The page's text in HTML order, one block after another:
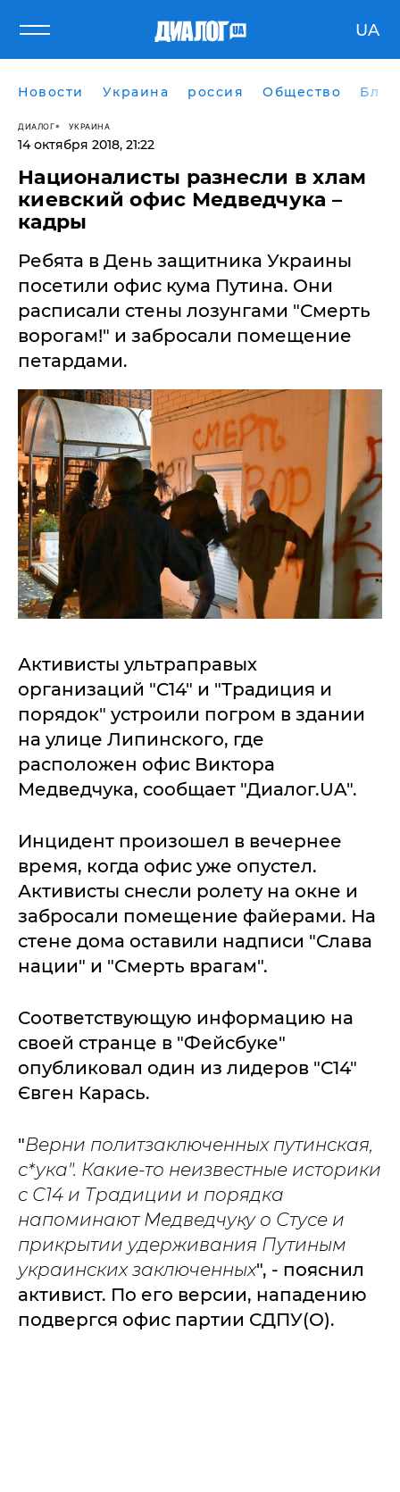
UA
Новости Украина россия Общество
ДИАЛОГ УКРАИНА
14 октября 2018, 21:22
Националисты разнесли в хлам
киевский офис Медведчука –
кадры
Ребята в День защитника Украины
посетили офис кума Путина. Они
расписали стены лозунгами "Смерть
ворогам!" и забросали помещение
петардами.
Активисты ультраправых
организаций "С14" и "Традиция и
порядок" устроили погром в здании
на улице Липинского, где
расположен офис Виктора
Медведчука, сообщает "Диалог.UA".
Инцидент произошел в вечернее
время, когда офис уже опустел.
Активисты снесли ролету на окне и
забросали помещение файерами. На
стене дома оставили надписи "Слава
нации" и "Смерть врагам".
Соответствующую информацию на
своей странце в "Фейсбуке"
опубликовал один из лидеров "С14"
Євген Карась.
"Верни политзаключенных путинская,
с*ука". Какие-то неизвестные историки
с С14 и Традиции и порядка
напоминают Медведчуку о Стусе и
прикрытии удерживания Путиным
украинских заключенных", - пояснил
активист. По его версии, нападению
подвергся офис партии СДПУ(О).